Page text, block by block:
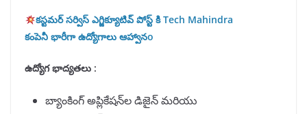
కస్టమర్ సర్విస్ ఎగ్జిక్యూటివ్ పోస్ట్ కి Tech Mahindra
కంపెనీ భారీగా ఉద్యోగాలు ఆహ్వానo
ఉద్యోగ భాద్యతలు :
బ్యాంకింగ్ అప్లికేషన్‌ల డిజైన్ మరియు